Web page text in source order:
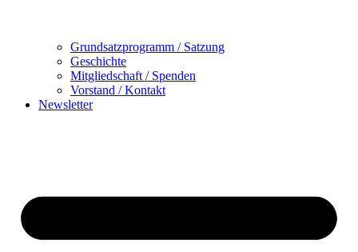
Grundsatzprogramm / Satzung
Geschichte
Mitgliedschaft / Spenden
Vorstand / Kontakt
Newsletter